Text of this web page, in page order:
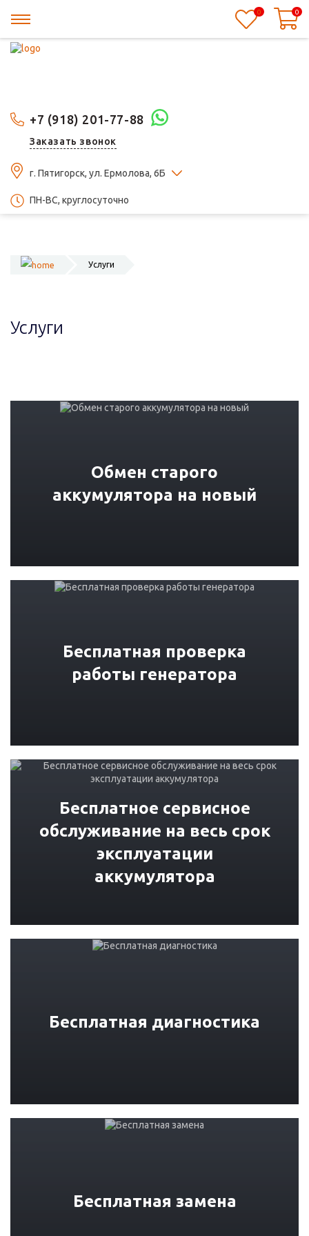
+7 (918) 201-77-88
Заказать звонок
г. Пятигорск, ул. Ермолова, 6Б
ПН-ВС, круглосуточно
0 0
Услуги
Услуги
Обмен старого
аккумулятора на новый
Бесплатная проверка
работы генератора
Бесплатное сервисное
обслуживание на весь срок
эксплуатации
аккумулятора
Бесплатная диагностика
Бесплатная замена